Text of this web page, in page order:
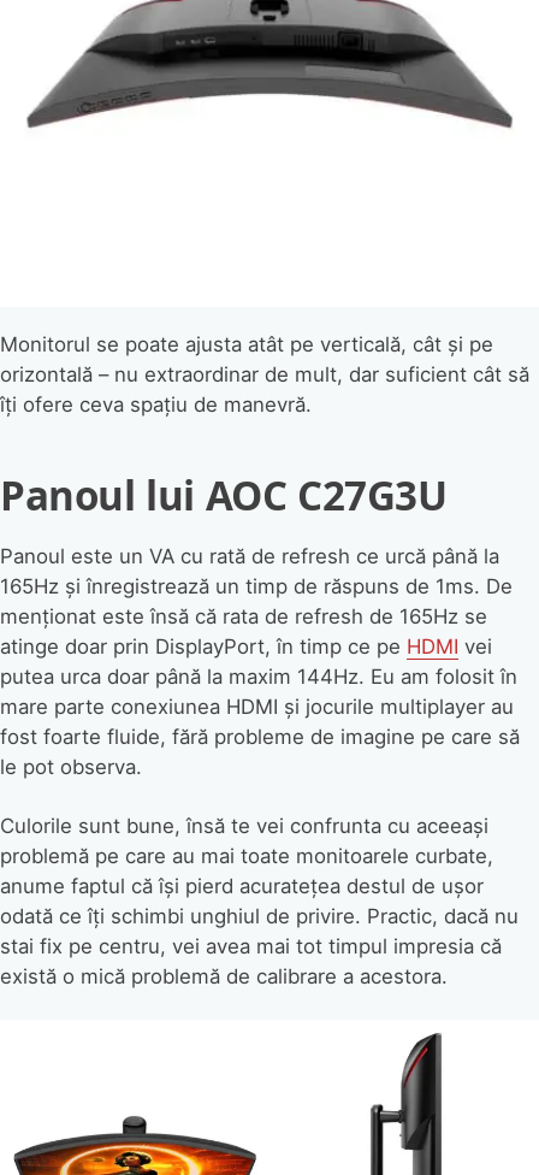
Monitorul se poate ajusta atât pe verticală, cât și pe
orizontală – nu extraordinar de mult, dar suficient cât să
îți ofere ceva spațiu de manevră.
Panoul lui AOC C27G3U
Panoul este un VA cu rată de refresh ce urcă până la
165Hz și înregistrează un timp de răspuns de 1ms. De
menționat este însă că rata de refresh de 165Hz se
atinge doar prin DisplayPort, în timp ce pe HDMI vei
putea urca doar până la maxim 144Hz. Eu am folosit în
mare parte conexiunea HDMI și jocurile multiplayer au
fost foarte fluide, fără probleme de imagine pe care să
le pot observa.
Culorile sunt bune, însă te vei confrunta cu aceeași
problemă pe care au mai toate monitoarele curbate,
anume faptul că își pierd acuratețea destul de ușor
odată ce îți schimbi unghiul de privire. Practic, dacă nu
stai fix pe centru, vei avea mai tot timpul impresia că
există o mică problemă de calibrare a acestora.